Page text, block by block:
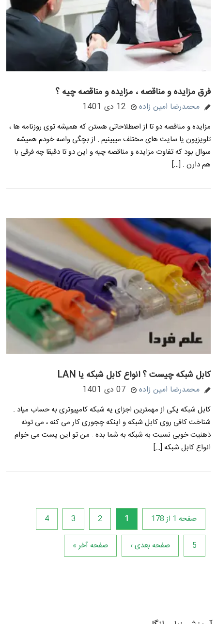
فرق مزایده و مناقصه ، مزایده و مناقصه چیه ؟
محمدرضا امین زاده 12 دی 1401
مزایده و مناقصه دو تا از اصطلاحاتی هستن که همیشه توی روزنامه ها ،
تلویزیون یا سایت های مختلف میبینیم . از بچگی واسه خودم همیشه
سوال بود که تفاوت مزایده و مناقصه چیه و این دو تا دقیقا چه فرقی با
هم دارن . […]
کابل شبکه چیست ؟ انواع کابل شبکه یا LAN
محمدرضا امین زاده 07 دی 1401
کابل شبکه یکی از مهمترین اجزای یه شبکه کامپیوتری به حساب میاد .
شناخت کافی روی کابل شبکه و اینکه چجوری کار می کنه ، می تونه
ذهنیت خوبی نسبت به شبکه به شما بده . من تو این پست می خوام
انواع کابل شبکه […]
صفحه 1 از 178 1
2
3
4
5 صفحه بعدی › صفحه آخر »